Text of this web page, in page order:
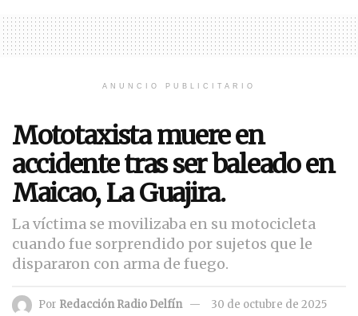
ANUNCIO PUBLICITARIO
Mototaxista muere en
accidente tras ser baleado en
Maicao, La Guajira.
La víctima se movilizaba en su motocicleta
cuando fue sorprendido por sujetos que le
dispararon con arma de fuego.
Por Redacción Radio Delfín
30 de octubre de 2025